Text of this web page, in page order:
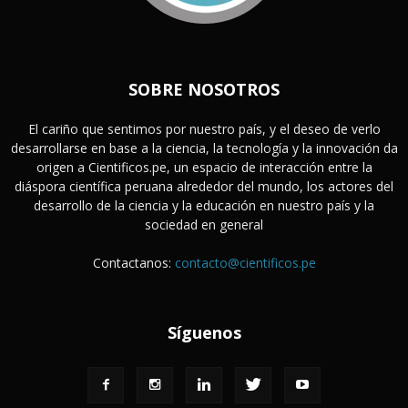
SOBRE NOSOTROS
El cariño que sentimos por nuestro país, y el deseo de verlo
desarrollarse en base a la ciencia, la tecnología y la innovación da
origen a Cientificos.pe, un espacio de interacción entre la
diáspora científica peruana alrededor del mundo, los actores del
desarrollo de la ciencia y la educación en nuestro país y la
sociedad en general
Contactanos: contacto@cientificos.pe
Síguenos